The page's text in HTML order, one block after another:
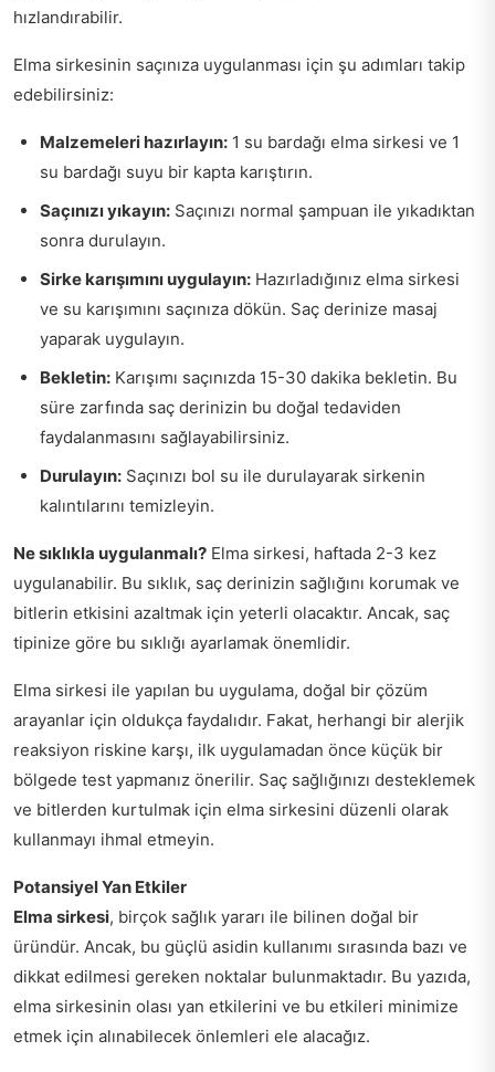
hızlandırabilir.
Elma sirkesinin saçınıza uygulanması için şu adımları takip
edebilirsiniz:
Malzemeleri hazırlayın: 1 su bardağı elma sirkesi ve 1
su bardağı suyu bir kapta karıştırın.
Saçınızı yıkayın: Saçınızı normal şampuan ile yıkadıktan
sonra durulayın.
Sirke karışımını uygulayın: Hazırladığınız elma sirkesi
ve su karışımını saçınıza dökün. Saç derinize masaj
yaparak uygulayın.
Bekletin: Karışımı saçınızda 15-30 dakika bekletin. Bu
süre zarfında saç derinizin bu doğal tedaviden
faydalanmasını sağlayabilirsiniz.
Durulayın: Saçınızı bol su ile durulayarak sirkenin
kalıntılarını temizleyin.
Ne sıklıkla uygulanmalı? Elma sirkesi, haftada 2-3 kez
uygulanabilir. Bu sıklık, saç derinizin sağlığını korumak ve
bitlerin etkisini azaltmak için yeterli olacaktır. Ancak, saç
tipinize göre bu sıklığı ayarlamak önemlidir.
Elma sirkesi ile yapılan bu uygulama, doğal bir çözüm
arayanlar için oldukça faydalıdır. Fakat, herhangi bir alerjik
reaksiyon riskine karşı, ilk uygulamadan önce küçük bir
bölgede test yapmanız önerilir. Saç sağlığınızı desteklemek
ve bitlerden kurtulmak için elma sirkesini düzenli olarak
kullanmayı ihmal etmeyin.
Potansiyel Yan Etkiler
Elma sirkesi, birçok sağlık yararı ile bilinen doğal bir
üründür. Ancak, bu güçlü asidin kullanımı sırasında bazı ve
dikkat edilmesi gereken noktalar bulunmaktadır. Bu yazıda,
elma sirkesinin olası yan etkilerini ve bu etkileri minimize
etmek için alınabilecek önlemleri ele alacağız.